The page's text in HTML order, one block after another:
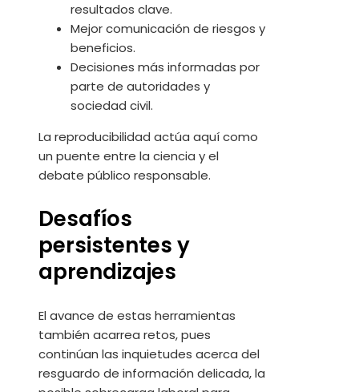
resultados clave.
Mejor comunicación de riesgos y
beneficios.
Decisiones más informadas por
parte de autoridades y
sociedad civil.
La reproducibilidad actúa aquí como
un puente entre la ciencia y el
debate público responsable.
Desafíos
persistentes y
aprendizajes
El avance de estas herramientas
también acarrea retos, pues
continúan las inquietudes acerca del
resguardo de información delicada, la